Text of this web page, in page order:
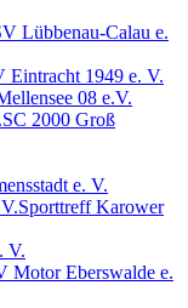
Lübbenau-Calau e.
Eintracht 1949 e. V.
08 e.V.
SC 2000 Groß
e. V.
Sporttreff Karower
V.
Motor Eberswalde e.